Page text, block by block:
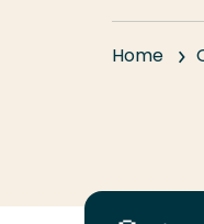
Home